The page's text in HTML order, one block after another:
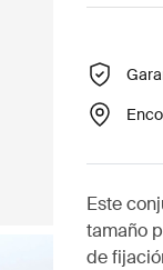
Este
tamaño
de